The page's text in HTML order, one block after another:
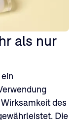
als nur
des
Die